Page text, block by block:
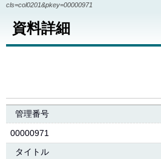
cls=col0201&pkey=00000971
資料詳細
管理番号
00000971
タイトル